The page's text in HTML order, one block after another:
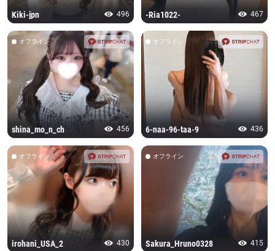
496
Kiki-jpn 467
-Ria1022-
オフライン
456
shina_mo_n_ch
オフライン
436
6-naa-96-taa-9
オフライン
430
irohani_USA_2
オフライン
415
Sakura_Hruno0328